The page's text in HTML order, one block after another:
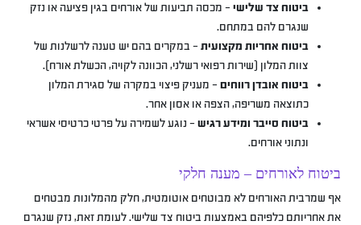
ביטוח צד שלישי– מכסה תביעות של אורחים בגין פציעה או נזק
שנגרם להם במתחם.
ביטוח אחריות מקצועית– במקרים בהם יש טענה לרשלנות של
צוות המלון (שירות רפואי רשלני, הכוונה לקויה, הכשלת אורח).
ביטוח אובדן רווחים– מעניק פיצוי במקרה של סגירת המלון
כתוצאה משריפה, הצפה או אסון אחר.
ביטוח סייבר ומידע רגיש– נוגע לשמירה על פרטי כרטיסי אשראי
ונתוני אורחים.
ביטוח לאורחים – מענה חלקי
אף שמרבית האורחים לא מבוטחים אוטומטית, חלק מהמלונות מבטחים
את אחריותם כלפיהם באמצעות ביטוח צד שלישי. לעומת זאת, נזק שנגרם